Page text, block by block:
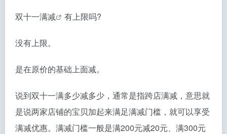
双十一满减 有上限吗?
没有上限。
是在原价的基础上面减。
说到双十一满多少减多少，通常是指跨店满减，意思就
是说两家店铺的宝贝加起来满足满减门槛，就可以享受
满减优惠。满减门槛一般是满200元减20元、满300元